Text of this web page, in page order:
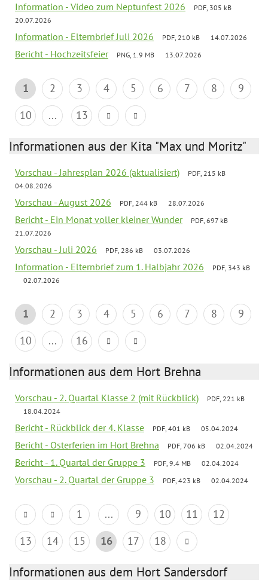
Information - Video zum Neptunfest 2026
PDF, 305 kB
20.07.2026
Information - Elternbrief Juli 2026 PDF, 210 kB 14.07.2026
Bericht - Hochzeitsfeier PNG, 1.9 MB 13.07.2026
1 2 3 4 5 6 7 8
9
10
... 13
Informationen aus der Kita "Max und Moritz"
Vorschau - Jahresplan 2026 (aktualisiert)
PDF, 215 kB
04.08.2026
Vorschau - August 2026 PDF, 244 kB 28.07.2026
Bericht - Ein Monat voller kleiner Wunder
PDF, 697 kB
21.07.2026
Vorschau - Juli 2026 PDF, 286 kB 03.07.2026
Information - Elternbrief zum 1. Halbjahr 2026
PDF, 343 kB
02.07.2026
1 2 3 4 5 6 7 8
9
10
... 16
Informationen aus dem Hort Brehna
Vorschau - 2. Quartal Klasse 2 (mit Rückblick)
PDF, 221 kB
18.04.2024
Bericht - Rückblick der 4. Klasse PDF, 401 kB 05.04.2024
Bericht - Osterferien im Hort Brehna PDF, 706 kB 02.04.2024
Bericht - 1. Quartal der Gruppe 3 PDF, 9.4 MB 02.04.2024
Vorschau - 2. Quartal der Gruppe 3 PDF, 423 kB 02.04.2024
1 ... 9 10 11
12
13
14 15 16 17 18
Informationen aus dem Hort Sandersdorf